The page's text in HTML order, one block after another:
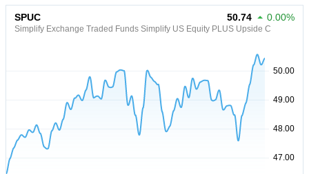
SPUC
Simplify Exchange Traded Funds Simplify US Equity PLUS Upside C
50.74 0.00%